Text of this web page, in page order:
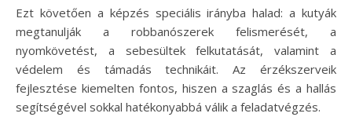
Ezt követően a képzés speciális irányba halad: a kutyák
megtanulják a robbanószerek felismerését, a
nyomkövetést, a sebesültek felkutatását, valamint a
védelem és támadás technikáit. Az érzékszerveik
fejlesztése kiemelten fontos, hiszen a szaglás és a hallás
segítségével sokkal hatékonyabbá válik a feladatvégzés.